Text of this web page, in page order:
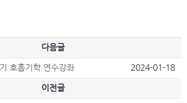
다음글
호흡기학 연수강좌 2024-01-18
이전글